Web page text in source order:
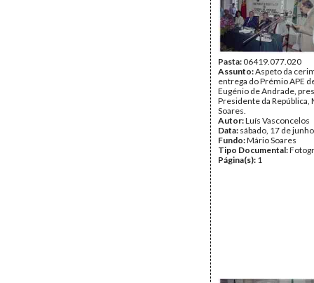
Pasta:06419.077.020
Assunto:Aspeto da
entrega do Prémio APE
Eugénio de Andrade,
Presidente da República,
Soares.
Autor:Luís Vasconcelos
Data: sábado, 17 de
Fundo:Mário Soares
Tipo Documental:
Página(s): 1